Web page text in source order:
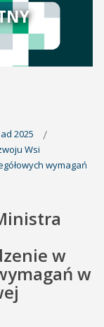
2025
Wsi
wymagań
w
w